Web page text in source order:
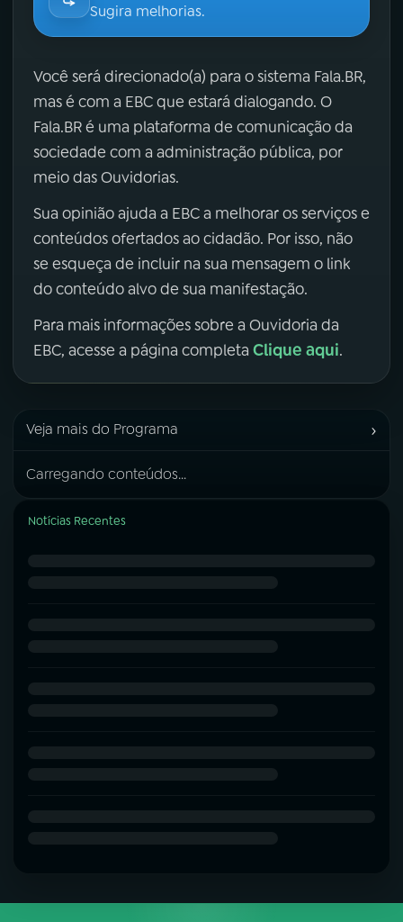
Sugira melhorias.
Você será direcionado(a) para o sistema Fala.BR,
mas é com a EBC que estará dialogando. O
Fala.BR é uma plataforma de comunicação da
sociedade com a administração pública, por
meio das Ouvidorias.
Sua opinião ajuda a EBC a melhorar os serviços e
conteúdos ofertados ao cidadão. Por isso, não
se esqueça de incluir na sua mensagem o link
do conteúdo alvo de sua manifestação.
Para mais informações sobre a Ouvidoria da
EBC, acesse a página completa Clique aqui.
Veja mais do Programa ›
Carregando conteúdos...
Notícias Recentes